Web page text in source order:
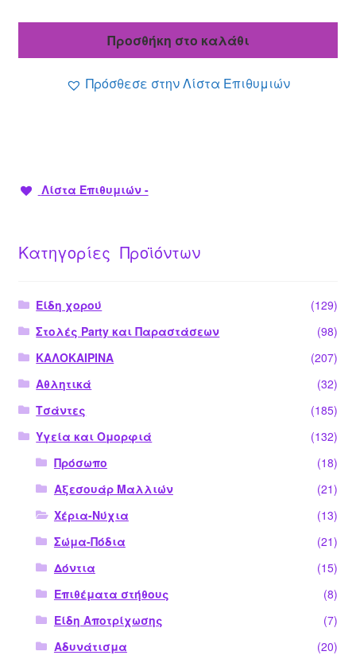
είναι:
Προσθήκη στο καλάθι
Πρόσθεσε στην Λίστα Επιθυμιών
Λίστα Επιθυμιών -
Κατηγορίες Προϊόντων
Είδη χορού
(129)
Στολές Party και Παραστάσεων
(98)
ΚΑΛΟΚΑΙΡΙΝΑ
(207)
Αθλητικά
(32)
Τσάντες
(185)
Υγεία και Ομορφιά
(132)
Πρόσωπο
(18)
Αξεσουάρ Μαλλιών
(21)
Χέρια-Νύχια
(13)
Σώμα-Πόδια
(21)
Δόντια
(15)
Επιθέματα στήθους
(8)
Είδη Αποτρίχωσης
(7)
Αδυνάτισμα
(20)